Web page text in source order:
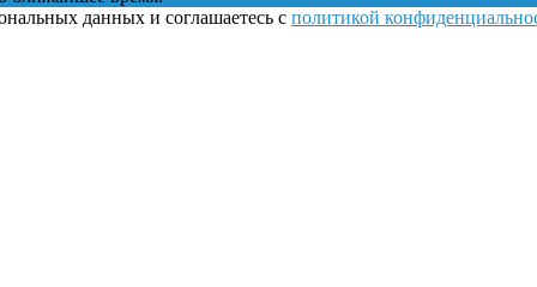
данных и соглашаетесь с политикой